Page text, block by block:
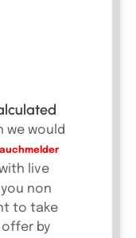
we would
live
non
to take
by